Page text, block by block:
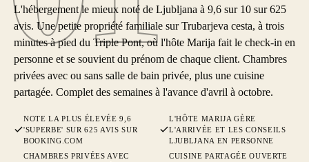
L'hébergement le mieux noté de Ljubljana à 9,6 sur 10 sur 625
avis. Une petite propriété familiale sur Trubarjeva cesta, à trois
minutes à pied du Triple Pont, où l'hôte Marija fait le check-in en
personne et se souvient du prénom de chaque client. Chambres
privées avec ou sans salle de bain privée, plus une cuisine
partagée. Complet des semaines à l'avance d'avril à octobre.
NOTE LA PLUS ÉLEVÉE 9,6
'SUPERBE' SUR 625 AVIS SUR
BOOKING.COM
L'HÔTE MARIJA GÈRE
L'ARRIVÉE ET LES CONSEILS
LJUBLJANA EN PERSONNE
CHAMBRES PRIVÉES AVEC
CUISINE PARTAGÉE OUVERTE